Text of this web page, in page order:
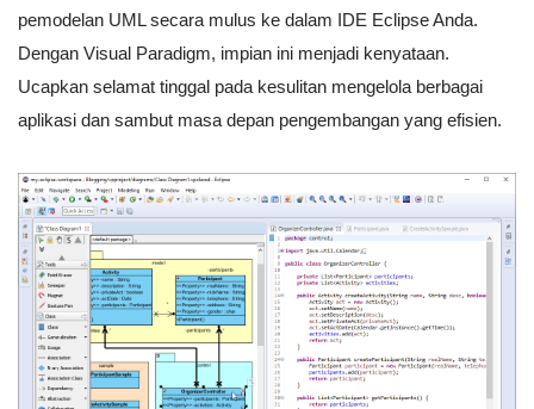
pemodelan UML secara mulus ke dalam IDE Eclipse Anda.
Dengan Visual Paradigm, impian ini menjadi kenyataan.
Ucapkan selamat tinggal pada kesulitan mengelola berbagai
aplikasi dan sambut masa depan pengembangan yang efisien.